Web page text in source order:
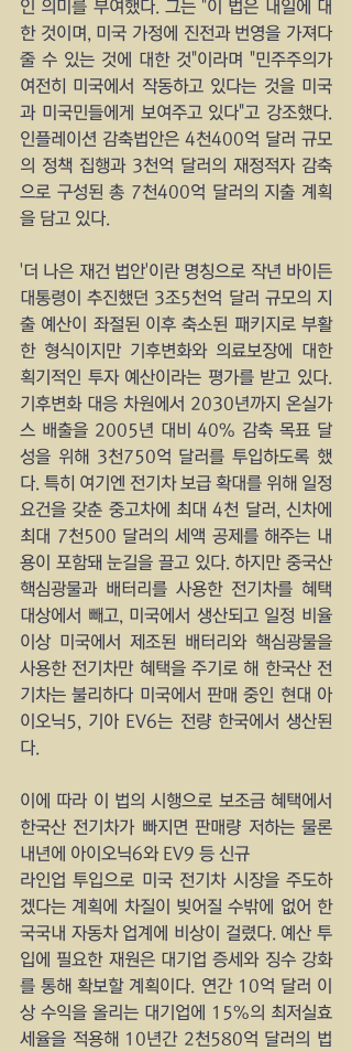
인 의미를 부여했다. 그는 "이 법은 내일에 대
한 것이며, 미국 가정에 진전과 번영을 가져다
줄 수 있는 것에 대한 것"이라며 "민주주의가
여전히 미국에서 작동하고 있다는 것을 미국
과 미국민들에게 보여주고 있다"고 강조했다.
인플레이션 감축법안은 4천400억 달러 규모
의 정책 집행과 3천억 달러의 재정적자 감축
으로 구성된 총 7천400억 달러의 지출 계획
을 담고 있다.
'더 나은 재건 법안'이란 명칭으로 작년 바이든
대통령이 추진했던 3조5천억 달러 규모의 지
출 예산이 좌절된 이후 축소된 패키지로 부활
한 형식이지만 기후변화와 의료보장에 대한
획기적인 투자 예산이라는 평가를 받고 있다.
기후변화 대응 차원에서 2030년까지 온실가
스 배출을 2005년 대비 40% 감축 목표 달
성을 위해 3천750억 달러를 투입하도록 했
다. 특히 여기엔 전기차 보급 확대를 위해 일정
요건을 갖춘 중고차에 최대 4천 달러, 신차에
최대 7천500 달러의 세액 공제를 해주는 내
용이 포함돼 눈길을 끌고 있다. 하지만 중국산
핵심광물과 배터리를 사용한 전기차를 혜택
대상에서 빼고, 미국에서 생산되고 일정 비율
이상 미국에서 제조된 배터리와 핵심광물을
사용한 전기차만 혜택을 주기로 해 한국산 전
기차는 불리하다 미국에서 판매 중인 현대 아
이오닉5, 기아 EV6는 전량 한국에서 생산된
다.
이에 따라 이 법의 시행으로 보조금 혜택에서
한국산 전기차가 빠지면 판매량 저하는 물론
내년에 아이오닉6와 EV9 등 신규
라인업 투입으로 미국 전기차 시장을 주도하
겠다는 계획에 차질이 빚어질 수밖에 없어 한
국국내 자동차 업계에 비상이 걸렸다. 예산 투
입에 필요한 재원은 대기업 증세와 징수 강화
를 통해 확보할 계획이다. 연간 10억 달러 이
상 수익을 올리는 대기업에 15%의 최저실효
세율을 적용해 10년간 2천580억 달러의 법